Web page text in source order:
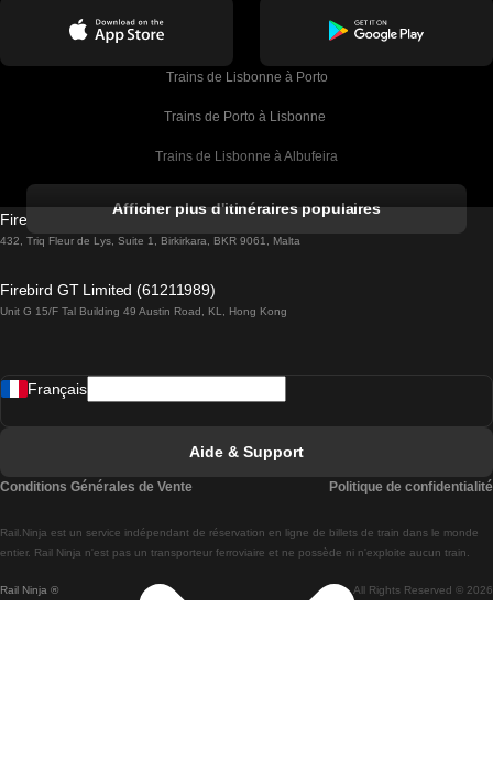
Trains de Lisbonne à Porto
Trains de Porto à Lisbonne
Trains de Lisbonne à Albufeira
Trains de Lisbonne à Lagos
Trains de Lisbonne à Madrid
Trains de Lisbonne à Braga
Trains de Braga à Lisbonne
Afficher plus d'itinéraires populaires
Firebird GT Limited (OC 1451)
432, Triq Fleur de Lys, Suite 1, Birkirkara, BKR 9061, Malta
Firebird GT Limited (61211989)
Unit G 15/F Tal Building 49 Austin Road, KL, Hong Kong
Rail Ninja ® All Rights Reserved © 2026
Rail.Ninja est un service indépendant de réservation en ligne de billets de train dans le monde
entier. Rail Ninja n'est pas un transporteur ferroviaire et ne possède ni n'exploite aucun train.
Français
Aide & Support
Conditions Générales de Vente Politique de confidentialité